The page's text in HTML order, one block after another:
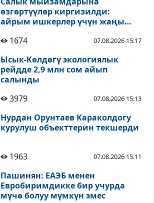
өзгөртүүлөр киргизилди:
айрым ишкерлер үчүн жаңы
1674
07.08.2026 15:17
Ысык-Көлдөгү экологиялык
рейдде 2,9 млн сом айып
салынды
3979
07.08.2026 15:13
Нурдан Орунтаев Караколдогу
курулуш объекттерин текшерди
1963 07.08.2026 15:11
Пашинян: ЕАЭБ менен
Евробиримдикке бир учурда
мүчө болуу мүмкүн эмес